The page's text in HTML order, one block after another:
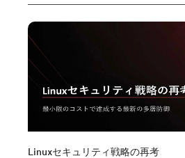
Linuxセキュリティ戦略の再考